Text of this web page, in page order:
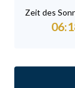
Zeit des